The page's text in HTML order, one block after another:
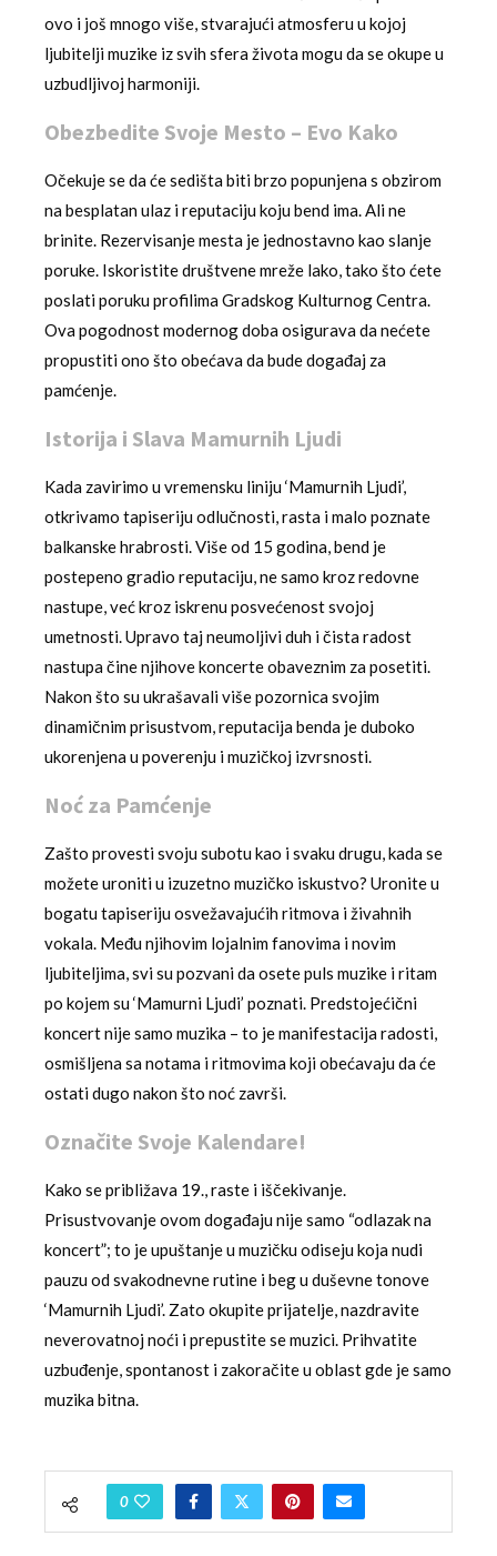
ovo i još mnogo više, stvarajući atmosferu u kojoj
ljubitelji muzike iz svih sfera života mogu da se okupe u
uzbudljivoj harmoniji.
Obezbedite Svoje Mesto – Evo Kako
Očekuje se da će sedišta biti brzo popunjena s obzirom
na besplatan ulaz i reputaciju koju bend ima. Ali ne
brinite. Rezervisanje mesta je jednostavno kao slanje
poruke. Iskoristite društvene mreže lako, tako što ćete
poslati poruku profilima Gradskog Kulturnog Centra.
Ova pogodnost modernog doba osigurava da nećete
propustiti ono što obećava da bude događaj za
pamćenje.
Istorija i Slava Mamurnih Ljudi
Kada zavirimo u vremensku liniju ‘Mamurnih Ljudi’,
otkrivamo tapiseriju odlučnosti, rasta i malo poznate
balkanske hrabrosti. Više od 15 godina, bend je
postepeno gradio reputaciju, ne samo kroz redovne
nastupe, već kroz iskrenu posvećenost svojoj
umetnosti. Upravo taj neumoljivi duh i čista radost
nastupa čine njihove koncerte obaveznim za posetiti.
Nakon što su ukrašavali više pozornica svojim
dinamičnim prisustvom, reputacija benda je duboko
ukorenjena u poverenju i muzičkoj izvrsnosti.
Noć za Pamćenje
Zašto provesti svoju subotu kao i svaku drugu, kada se
možete uroniti u izuzetno muzičko iskustvo? Uronite u
bogatu tapiseriju osvežavajućih ritmova i živahnih
vokala. Među njihovim lojalnim fanovima i novim
ljubiteljima, svi su pozvani da osete puls muzike i ritam
po kojem su ‘Mamurni Ljudi’ poznati. Predstojećični
koncert nije samo muzika – to je manifestacija radosti,
osmišljena sa notama i ritmovima koji obećavaju da će
ostati dugo nakon što noć završi.
Označite Svoje Kalendare!
Kako se približava 19., raste i iščekivanje.
Prisustvovanje ovom događaju nije samo “odlazak na
koncert”; to je upuštanje u muzičku odiseju koja nudi
pauzu od svakodnevne rutine i beg u duševne tonove
‘Mamurnih Ljudi’. Zato okupite prijatelje, nazdravite
neverovatnoj noći i prepustite se muzici. Prihvatite
uzbuđenje, spontanost i zakoračite u oblast gde je samo
muzika bitna.
0